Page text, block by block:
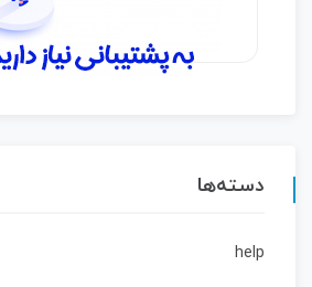
دسته‌ها
help